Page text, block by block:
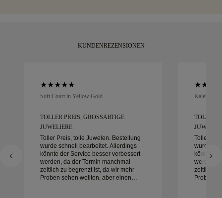
KUNDENREZENSIONEN
Soft Court in Yellow Gold
TOLLER PREIS, GROSSARTIGE J
UWELIERE
Toller Preis, tolle Juwelen. Bestellung
wurde schnell bearbeitet. Allerdings
könnte der Service besser verbessert
werden, da der Termin manchmal
zeitlich zu begrenzt ist, da wir mehr
Proben sehen wollten, aber einen
Kaleida
TOLLER
Toller
wurde
könnte
werden,
zeitlich
Proben